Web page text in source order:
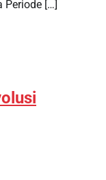
Periode […]